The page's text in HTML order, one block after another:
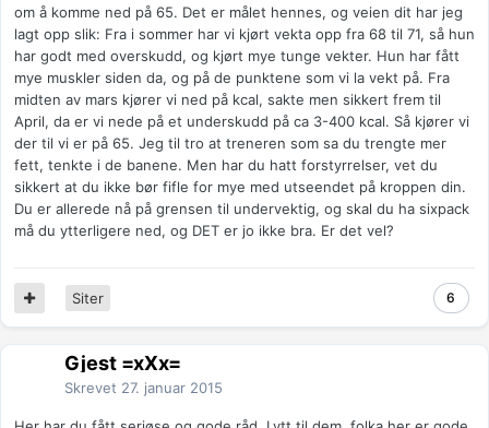
om å komme ned på 65. Det er målet hennes, og veien dit har jeg
lagt opp slik: Fra i sommer har vi kjørt vekta opp fra 68 til 71, så hun
har godt med overskudd, og kjørt mye tunge vekter. Hun har fått
mye muskler siden da, og på de punktene som vi la vekt på. Fra
midten av mars kjører vi ned på kcal, sakte men sikkert frem til
April, da er vi nede på et underskudd på ca 3-400 kcal. Så kjører vi
der til vi er på 65. Jeg til tro at treneren som sa du trengte mer
fett, tenkte i de banene. Men har du hatt forstyrrelser, vet du
sikkert at du ikke bør fifle for mye med utseendet på kroppen din.
Du er allerede nå på grensen til undervektig, og skal du ha sixpack
må du ytterligere ned, og DET er jo ikke bra. Er det vel?
6
Siter
Gjest =xXx=
Skrevet 27. januar 2015